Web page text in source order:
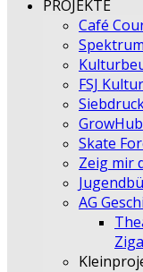
PROJEKTE
Café
FSJ Kultur
GrowHub
Skate
Zeig mir
AG